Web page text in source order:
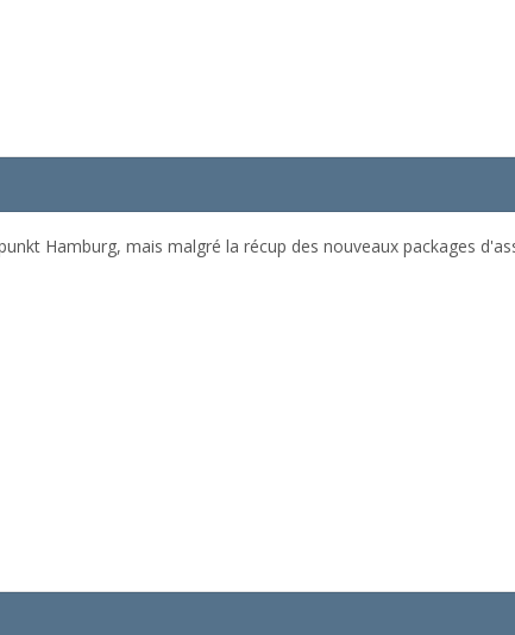
Hamburg, mais malgré la récup des nouveaux packages